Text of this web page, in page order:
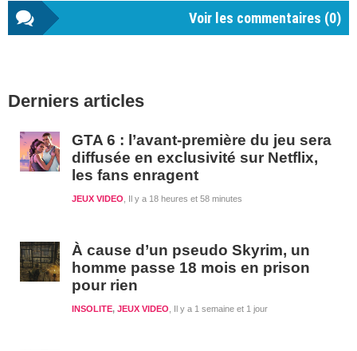
Voir les commentaires (0)
latérale
Derniers articles
GTA 6 : l’avant-première du jeu sera
diffusée en exclusivité sur Netflix,
les fans enragent
Il y a 18 heures et 58 minutes
JEUX VIDEO
À cause d’un pseudo Skyrim, un
homme passe 18 mois en prison
pour rien
Il y a 1 semaine et 1 jour
INSOLITE, JEUX VIDEO